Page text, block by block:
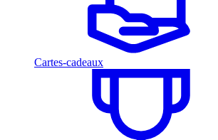
Cartes-cadeaux